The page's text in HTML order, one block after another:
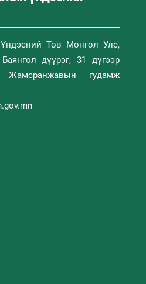
Төв Монгол Улс,
дүүрэг, 31 дүгээр
гудамж